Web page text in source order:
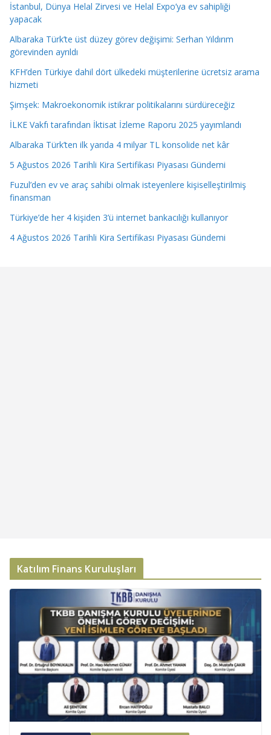
İstanbul, Dünya Helal Zirvesi ve Helal Expo’ya ev sahipliği
yapacak
Albaraka Türk’te üst düzey görev değişimi: Serhan Yıldırım
görevinden ayrıldı
KFH’den Türkiye dahil dört ülkedeki müşterilerine ücretsiz arama
hizmeti
Şimşek: Makroekonomik istikrar politikalarını sürdüreceğiz
İLKE Vakfı tarafından İktisat İzleme Raporu 2025 yayımlandı
Albaraka Türk’ten ilk yarıda 4 milyar TL konsolide net kâr
5 Ağustos 2026 Tarihli Kira Sertifikası Piyasası Gündemi
Fuzul’den ev ve araç sahibi olmak isteyenlere kişiselleştirilmiş
finansman
Türkiye’de her 4 kişiden 3’ü internet bankacılığı kullanıyor
4 Ağustos 2026 Tarihli Kira Sertifikası Piyasası Gündemi
Katılım Finans Kuruluşları